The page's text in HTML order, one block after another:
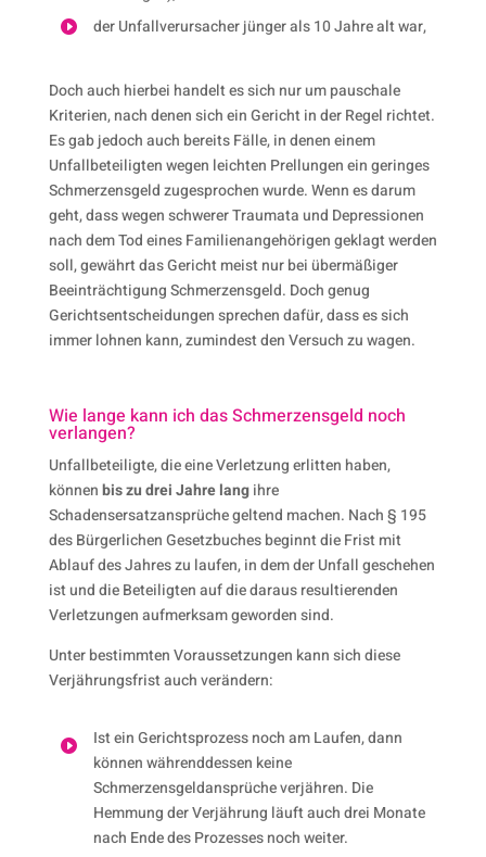
 der Unfallverursacher jünger als 10 Jahre alt war,
Doch auch hierbei handelt es sich nur um pauschale
Kriterien, nach denen sich ein Gericht in der Regel richtet.
Es gab jedoch auch bereits Fälle, in denen einem
Unfallbeteiligten wegen leichten Prellungen ein geringes
Schmerzensgeld zugesprochen wurde. Wenn es darum
geht, dass wegen schwerer Traumata und Depressionen
nach dem Tod eines Familienangehörigen geklagt werden
soll, gewährt das Gericht meist nur bei übermäßiger
Beeinträchtigung Schmerzensgeld. Doch genug
Gerichtsentscheidungen sprechen dafür, dass es sich
immer lohnen kann, zumindest den Versuch zu wagen.
Wie lange kann ich das Schmerzens­geld noch
verlangen?
Unfallbeteiligte, die eine Verletzung erlitten haben,
könnenbis zu drei Jahre langihre
Schadensersatzansprüche geltend machen. Nach § 195
des Bürgerlichen Gesetzbuches beginnt die Frist mit
Ablauf des Jahres zu laufen, in dem der Unfall geschehen
ist und die Beteiligten auf die daraus resultierenden
Verletzungen aufmerksam geworden sind.
Unter bestimmten Voraussetzungen kann sich diese
Verjährungsfrist auch verändern:

Ist ein Gerichtsprozess noch am Laufen, dann
können währenddessen keine
Schmerzensgeldansprüche verjähren. Die
Hemmung der Verjährung läuft auch drei Monate
nach Ende des Prozesses noch weiter.